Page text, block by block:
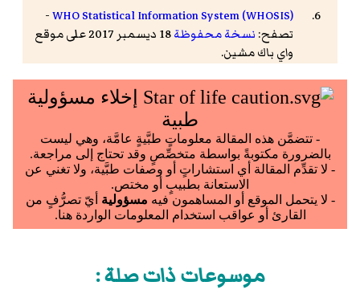
WHO Statistical Information System (WHOSIS)
-
تصفح: نسخة محفوظة
18 ديسمبر 2017 على موقع
واي باك مشين.
Raoult, D (1997). "Jail fever (epidemic typhus)
outbreak in Burundi".Emerg Infect Dis.3(3): 357–
10.3201/eid0303.970313
Mokrani (2004). "Reemerging threat of epidemic
typhus in oAlgeria".J Clin Microbiol.42 (8): 3898–
900.doi: 10.1128/jcm.42.8.3898-3900.2004
PMID 15297561
.
"Epidemic typhus risk in Rwandan refugee camps".
Perine, PL (1992). "A clinico-epidemiological study
موسوعات ذات صلة :